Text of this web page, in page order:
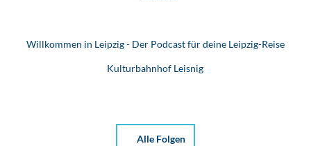
Willkommen in Leipzig - Der Podcast für deine Leipzig-Reise
Kulturbahnhof Leisnig
Alle Folgen